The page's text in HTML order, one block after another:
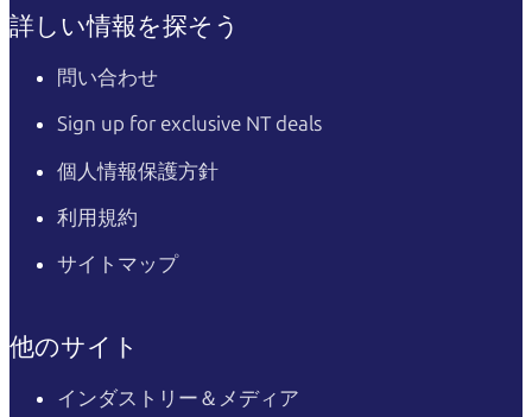
詳しい情報を探そう
問い合わせ
Sign up for exclusive NT deals
個人情報保護方針
利用規約
サイトマップ
他のサイト
インダストリー＆メディア